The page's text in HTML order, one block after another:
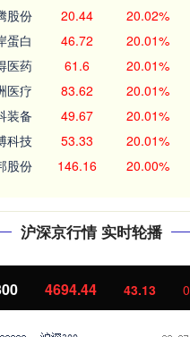
股份 20.44 20.02%
蛋白 46.72 20.01%
医药 61.6 20.01%
医疗 83.62 20.01%
装备 49.67 20.01%
科技 53.33 20.01%
股份 146.16 20.00%
沪深京行情 实时轮播
4694.44 43.13